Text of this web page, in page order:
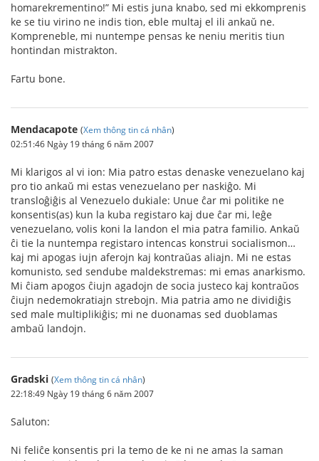
homarekrementino!” Mi estis juna knabo, sed mi ekkomprenis
ke se tiu virino ne indis tion, eble multaj el ili ankaŭ ne.
Kompreneble, mi nuntempe pensas ke neniu meritis tiun
hontindan mistrakton.
Fartu bone.
Mendacapote (Xem thông tin cá nhân)
02:51:46 Ngày 19 tháng 6 năm 2007
Mi klarigos al vi ion: Mia patro estas denaske venezuelano kaj
pro tio ankaŭ mi estas venezuelano per naskiĝo. Mi
transloĝiĝis al Venezuelo dukiale: Unue ĉar mi politike ne
konsentis(as) kun la kuba registaro kaj due ĉar mi, leĝe
venezuelano, volis koni la landon el mia patra familio. Ankaŭ
ĉi tie la nuntempa registaro intencas konstrui socialismon…
kaj mi apogas iujn aferojn kaj kontraŭas aliajn. Mi ne estas
komunisto, sed sendube maldekstremas: mi emas anarkismo.
Mi ĉiam apogos ĉiujn agadojn de socia justeco kaj kontraŭos
ĉiujn nedemokratiajn strebojn. Mia patria amo ne dividiĝis
sed male multiplikiĝis; mi ne duonamas sed duoblamas
ambaŭ landojn.
Gradski (Xem thông tin cá nhân)
22:18:49 Ngày 19 tháng 6 năm 2007
Saluton:
Ni feliĉe konsentis pri la temo de ke ni ne amas la saman